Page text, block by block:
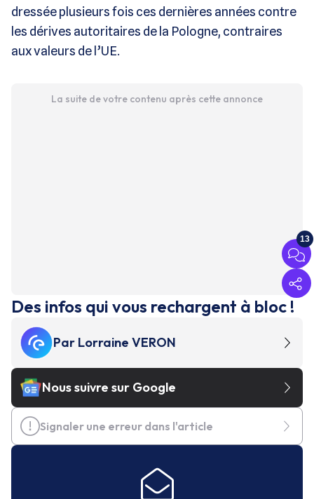
dressée plusieurs fois ces dernières années contre
les dérives autoritaires de la Pologne, contraires
aux valeurs de l’UE.
La suite de votre contenu après cette annonce
13
Des infos qui vous rechargent à bloc !
Par Lorraine VERON
Nous suivre sur Google
Signaler une erreur dans l'article